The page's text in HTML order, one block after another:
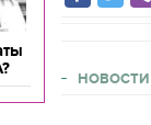
НОВОСТИ